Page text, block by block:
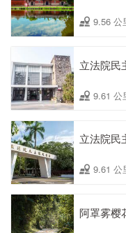
9.56 公
立法院民
9.61 公
立法院民
9.61 公
阿罩雾樱